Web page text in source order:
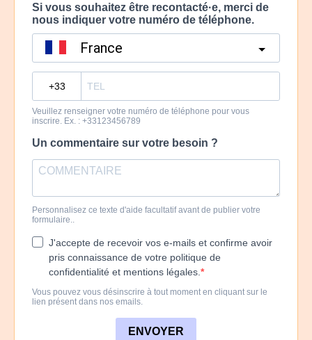
Si vous souhaitez être recontacté·e, merci de
nous indiquer votre numéro de téléphone.
France
Veuillez renseigner votre numéro de téléphone pour vous
inscrire. Ex. : +33123456789
Un commentaire sur votre besoin ?
Personnalisez ce texte d'aide facultatif avant de publier votre
formulaire..
J'accepte de recevoir vos e-mails et confirme avoir
pris connaissance de votre politique de
confidentialité et mentions légales.
Vous pouvez vous désinscrire à tout moment en cliquant sur le
lien présent dans nos emails.
ENVOYER